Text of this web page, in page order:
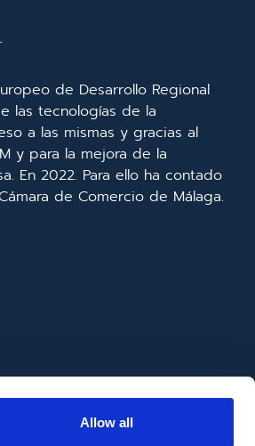
Allow all
de Desarrollo Regional
las tecnologías de la
a las mismas y gracias al
y para la mejora de la
En 2022. Para ello ha contado
de Comercio de Málaga.